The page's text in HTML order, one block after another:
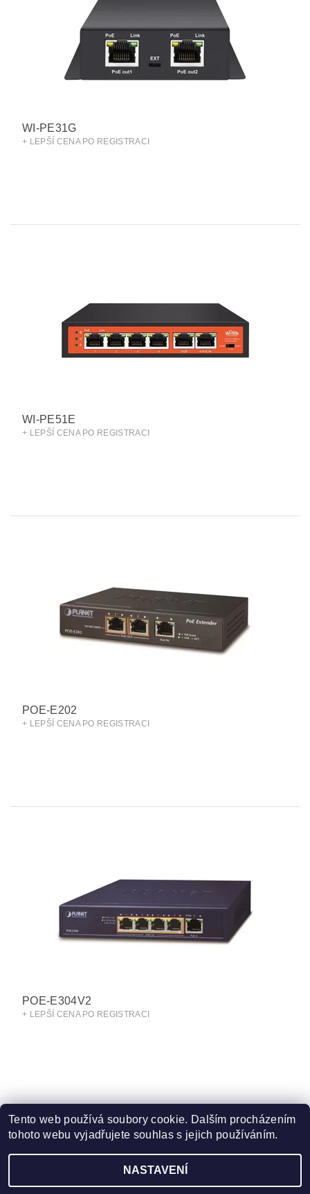
WI-PE31G
+ LEPŠÍ CENA PO REGISTRACI
WI-PE51E
+ LEPŠÍ CENA PO REGISTRACI
POE-E202
+ LEPŠÍ CENA PO REGISTRACI
POE-E304V2
+ LEPŠÍ CENA PO REGISTRACI
Obchodní podmínky | Ochrana osobních údajů
2026 ©eshop.VAKAP.cz, všechna práva vyhrazena
Tento web používá soubory cookie. Dalším procházením
tohoto webu vyjadřujete souhlas s jejich používáním.
NASTAVENÍ